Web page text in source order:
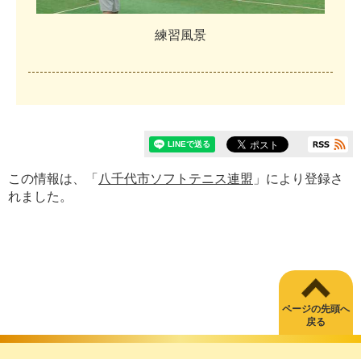
練習風景
この情報は、「 八千代市ソフトテニス連盟 」により登録さ
れました。
ページの先頭へ
戻る